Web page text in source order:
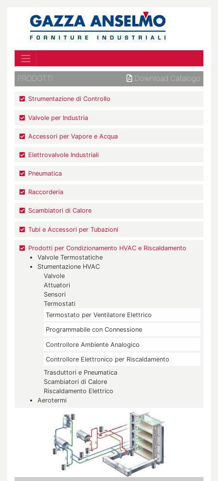
PRODOTTI Download Catalogo
Strumentazione di Controllo
Valvole per Industria
Accessori per Vapore e Acqua
Elettrovalvole Industriali
Pneumatica
Raccorderia
Scambiatori di Calore
Tubi e Accessori per Tubazioni
Prodotti per Condizionamento HVAC e Riscaldamento
Valvole Termostatiche
Stumentazione HVAC
Valvole
Attuatori
Sensori
Termostati
Termostato per Ventilatore Elettrico
Programmabile con Connessione
Controllore Ambiente Analogico
Controllore Elettronico per Riscaldamento
Trasduttori e Pneumatica
Scambiatori di Calore
Riscaldamento Elettrico
Aerotermi